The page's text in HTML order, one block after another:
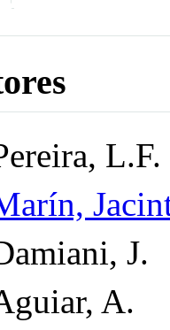
L.F.
J.
A.